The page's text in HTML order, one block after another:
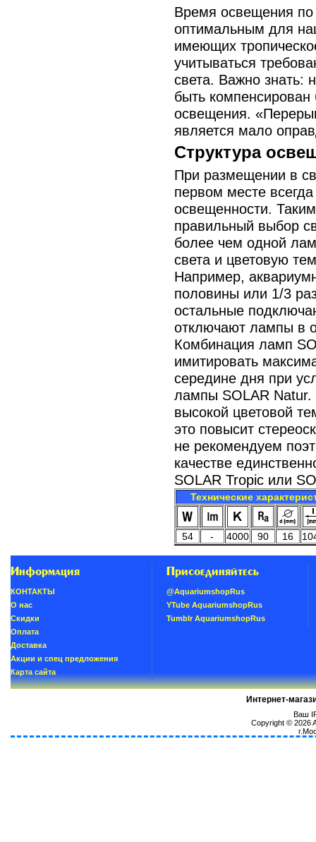
Время освещения по
оптимальным для
имеющих
учитываться
света. Важно знать:
быть
освещения.
является мало
Структура
При размещении в
первом месте
освещенности.
правильный выбор
более чем одной
света и цветовую
Например,
половины или 1/3
остальные
отключают лампы в
Комбинация ламп
имитировать
середине дня при
лампы SOLAR Natur.
высокой цветовой
это повысит
не рекомендуем
качестве
SOLAR Tropic или
Технические
54 - 4000 90 16
Информация
КОНТАКТЫ
О нас
Скидки
Oплатa
Доставка
Акции и спец предложения
Карта сайта
Присоединяйтесь
@AquariumshopRus
YTube AquariumshopRus
Tumblr AquariumshopRus
Интернет-
Ваш
Copyright © 2026